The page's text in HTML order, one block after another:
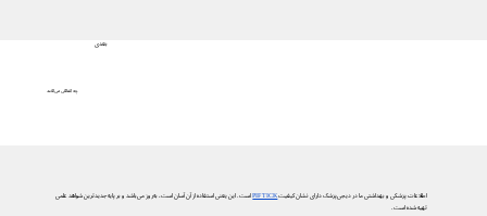
چه اتفاقی می‌افتد
بعدی
اطلاعات پزشکی و بهداشتی ما در دیجی‌پزشک دارای نشان کیفیتPIF TICKاست. این یعنی استفاده از آن آسان است، به‌روز می‌باشد و بر پایه جدیدترین شواهد علمی
تهیه شده است.